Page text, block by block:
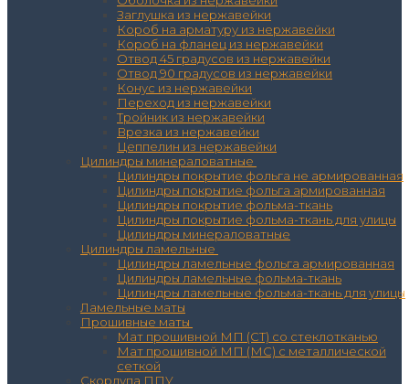
Заглушка из нержавейки
Короб на арматуру из нержавейки
Короб на фланец из нержавейки
Отвод 45 градусов из нержавейки
Отвод 90 градусов из нержавейки
Конус из нержавейки
Переход из нержавейки
Тройник из нержавейки
Врезка из нержавейки
Цеппелин из нержавейки
Цилиндры минераловатные
Цилиндры покрытие фольга не армированная
Цилиндры покрытие фольга армированная
Цилиндры покрытие фольма-ткань
Цилиндры покрытие фольма-ткань для улицы
Цилиндры минераловатные
Цилиндры ламельные
Цилиндры ламельные фольга армированная
Цилиндры ламельные фольма-ткань
Цилиндры ламельные фольма-ткань для улицы
Ламельные маты
Прошивные маты
Мат прошивной МП (СТ) со стеклотканью
Мат прошивной МП (МС) с металлической
сеткой
Скорлупа ППУ